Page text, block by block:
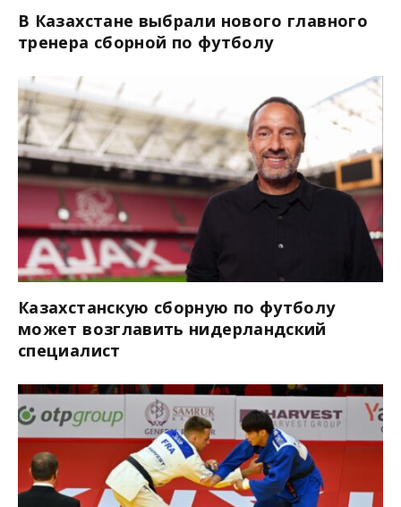
В Казахстане выбрали нового главного
тренера сборной по футболу
Казахстанскую сборную по футболу
может возглавить нидерландский
специалист